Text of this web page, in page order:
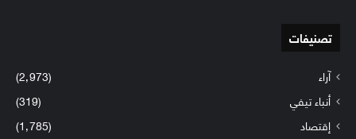
تصنيفات
آراء
(2٬973)
أنباء تيفي
(319)
إقتصاد
(1٬785)